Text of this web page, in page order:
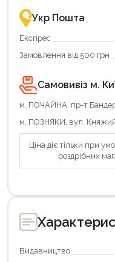
зручно
та
вигідно!
державною
підтримкою!
Укр Пошта
Експрес
Замовлення від 500 грн
Самовивіз м.
м. ПОЧАЙНА, пр-т
м. ПОЗНЯКИ, вул.
Ціна діє тільки при
роздрібних
Видавництво